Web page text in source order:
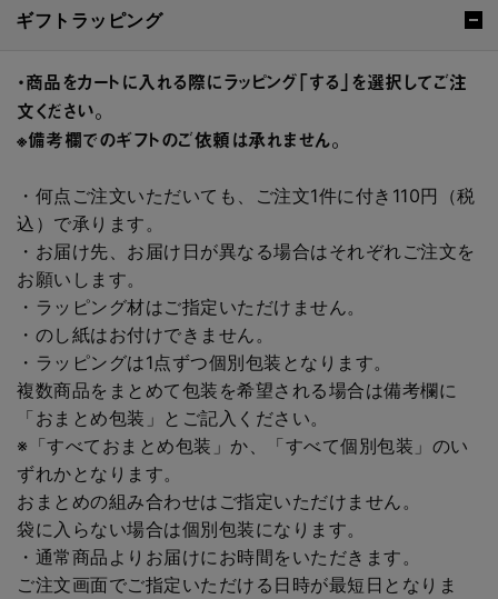
ギフトラッピング
・商品をカートに入れる際にラッピング「する」を選択してご注
文ください。
※備考欄でのギフトのご依頼は承れません。
・何点ご注文いただいても、ご注文1件に付き110円（税
込）で承ります。
・お届け先、お届け日が異なる場合はそれぞれご注文を
お願いします。
・ラッピング材はご指定いただけません。
・のし紙はお付けできません。
・ラッピングは1点ずつ個別包装となります。
複数商品をまとめて包装を希望される場合は備考欄に
「おまとめ包装」とご記入ください。
※「すべておまとめ包装」か、「すべて個別包装」のい
ずれかとなります。
おまとめの組み合わせはご指定いただけません。
袋に入らない場合は個別包装になります。
・通常商品よりお届けにお時間をいただきます。
ご注文画面でご指定いただける日時が最短日となりま